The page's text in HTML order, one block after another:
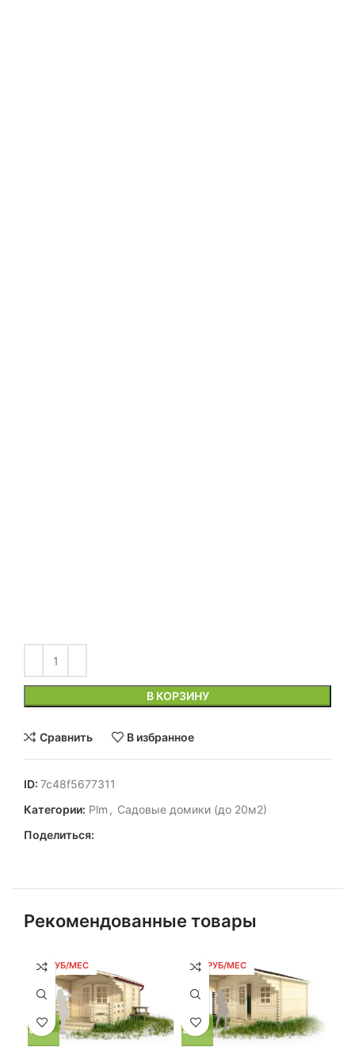
В КОРЗИНУ
Сравнить В избранное
ID: 7c48f5677311
Категории: Plm , Садовые домики (до 20м2)
Поделиться:
Рекомендованные товары
93 РУБ/МЕС 124 РУБ/МЕС